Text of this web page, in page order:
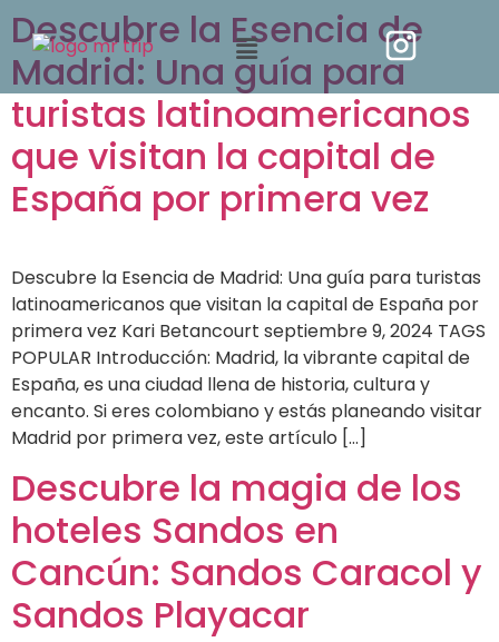
Descubre la Esencia de
Madrid: Una guía para
turistas latinoamericanos
que visitan la capital de
España por primera vez
Descubre la Esencia de Madrid: Una guía para turistas
latinoamericanos que visitan la capital de España por
primera vez Kari Betancourt septiembre 9, 2024 TAGS
POPULAR Introducción: Madrid, la vibrante capital de
España, es una ciudad llena de historia, cultura y
encanto. Si eres colombiano y estás planeando visitar
Madrid por primera vez, este artículo […]
Descubre la magia de los
hoteles Sandos en
Cancún: Sandos Caracol y
Sandos Playacar